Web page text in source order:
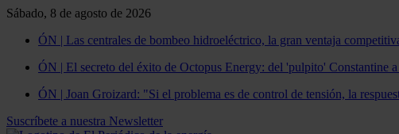
Sábado, 8 de agosto de 2026
ÓN | Las centrales de bombeo hidroeléctrico, la gran ventaja
ÓN | El secreto del éxito de Octopus Energy: del 'pulpito' Constantine
ÓN | Joan Groizard: "Si el problema es de control de tensión, la
Suscríbete a nuestra Newsletter